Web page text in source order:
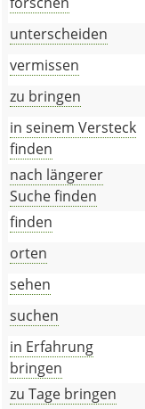
unterscheiden
vermissen
zu bringen
in seinem Versteck
finden
nach längerer
Suche finden
finden
orten
sehen
suchen
in Erfahrung
bringen
zu Tage bringen